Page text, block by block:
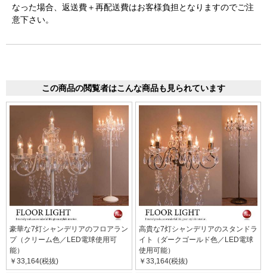
なった場合、返送費＋再配送費はお客様負担となりますのでご注
意下さい。
この商品の閲覧者はこんな商品も見られています
豪華な7灯シャンデリアのフロアラン
プ（クリーム色／LED電球使用可
能）
￥33,164(税抜)
高貴な7灯シャンデリアのスタンドラ
イト（ダークゴールド色／LED電球
使用可能）
￥33,164(税抜)